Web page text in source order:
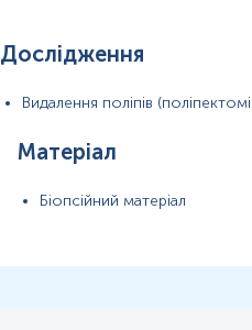
Дослідження
Видалення поліпів
Матеріал
Біопсійний матеріал